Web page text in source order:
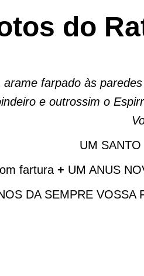
do
farpado às
e outrossim o
UM
fartura + UM ANUS
DA SEMPRE VOSSA